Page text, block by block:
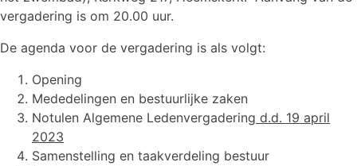
vergadering is om 20.00 uur.
De agenda voor de vergadering is als volgt:
Opening
Mededelingen en bestuurlijke zaken
Notulen Algemene Ledenvergadering d.d. 19 april
2023
Samenstelling en taakverdeling bestuur